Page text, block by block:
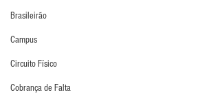
Brasileirão
Campus
Circuito Físico
Cobrança de Falta